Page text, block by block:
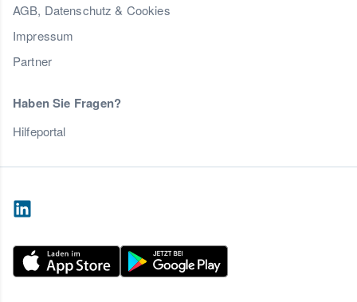
AGB, Datenschutz & Cookies
Impressum
Partner
Haben Sie Fragen?
Hilfeportal